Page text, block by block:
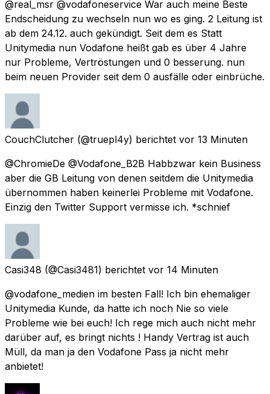
@real_msr @vodafoneservice War auch meine Beste
Endscheidung zu wechseln nun wo es ging. 2 Leitung ist
ab dem 24.12. auch gekündigt. Seit dem es Statt
Unitymedia nun Vodafone heißt gab es über 4 Jahre
nur Probleme, Vertröstungen und 0 besserung. nun
beim neuen Provider seit dem 0 ausfälle oder einbrüche.
CouchClutcher (@truepl4y) berichtet vor 13 Minuten
@ChromieDe @Vodafone_B2B Habbzwar kein Business
aber die GB Leitung von denen seitdem die Unitymedia
übernommen haben keinerlei Probleme mit Vodafone.
Einzig den Twitter Support vermisse ich. *schnief
Casi348 (@Casi3481) berichtet vor 14 Minuten
@vodafone_medien im besten Fall! Ich bin ehemaliger
Unitymedia Kunde, da hatte ich noch Nie so viele
Probleme wie bei euch! Ich rege mich auch nicht mehr
darüber auf, es bringt nichts ! Handy Vertrag ist auch
Müll, da man ja den Vodafone Pass ja nicht mehr
anbietet!